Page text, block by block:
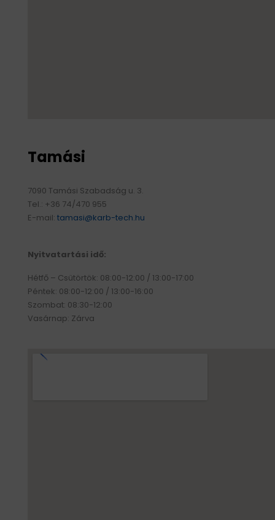
Tamási
7090 Tamási Szabadság u. 3.
Tel.: +36 74/470 955
E-mail: tamasi@karb-tech.hu
Nyitvatartási idő:
Hétfő – Csütörtök: 08:00-12:00 / 13:00-17:00
Péntek: 08:00-12:00 / 13:00-16:00
Szombat: 08:30-12:00
Vasárnap: Zárva